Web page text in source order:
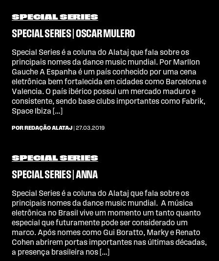
SPECIAL SERIES
SPECIAL SERIES | OSCAR MULERO
Special Series é a coluna do Alataj que fala sobre os
principais nomes da dance music mundial. Por Marllon
Gauche A Espanha é um país conhecido por uma cena
eletrônica bem fortalecida em cidades como Barcelona e
Valencia. O país ibérico possui um mercado maduro e
consistente, sendo base clubs importantes como Fabrik,
Space Ibiza […]
POR REDAÇÃO ALATAJ | 27.03.2019
SPECIAL SERIES
SPECIAL SERIES | ANNA
Special Series é a coluna do Alataj que fala sobre os
principais nomes da dance music mundial. A música
eletrônica no Brasil vive um momento um tanto quanto
especial que futuramente pode ser considerado um
marco. Após nomes como Gui Boratto, Marky e Renato
Cohen abrirem portas importantes nas últimas décadas,
a presença brasileira nos […]